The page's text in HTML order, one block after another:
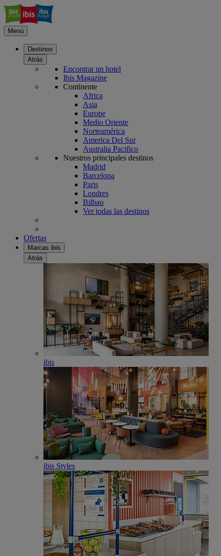
Menú
Destinos
Atrás
Encontrar un hotel
Ibis Magazine
Continente
Africa
Asia
Europe
Medio Oriente
Norteamérica
America Del Sur
Australia Pacifico
Nuestros principales destinos
Madrid
Barcelona
Paris
Londres
Bilbao
Ver todas las destinos
Ofertas
Marcas ibis
Atrás
ibis
ibis Styles